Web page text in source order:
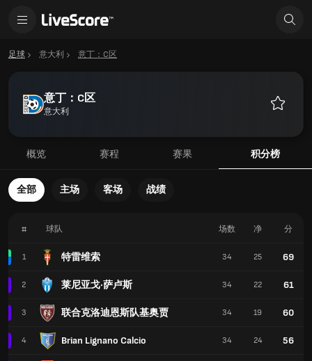
足球 意大利 意丁：C区
意丁：C区
意大利
概览 赛程 赛果 积分榜
全部 主场 客场 战绩
# 球队
1 特雷维索
2 莱尼亚戈·萨卢斯
3 联合克洛迪恩斯队基奥贾
4 Brian Lignano Calcio
场数 净 分
34 25 69
34 22 61
34 19 60
34 24 56